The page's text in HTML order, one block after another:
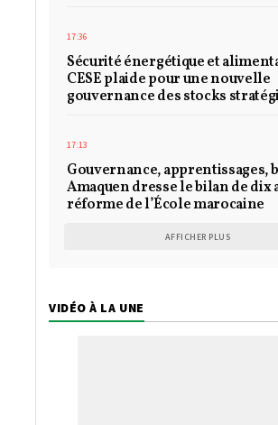
17:36
Sécurité énergétique et
CESE plaide pour une nouvelle
gouvernance des stocks
17:13
Gouvernance, apprentissages,
Amaquen dresse le bilan de dix
réforme de l’École marocaine
AFFICHER PLUS
VIDÉO À LA UNE